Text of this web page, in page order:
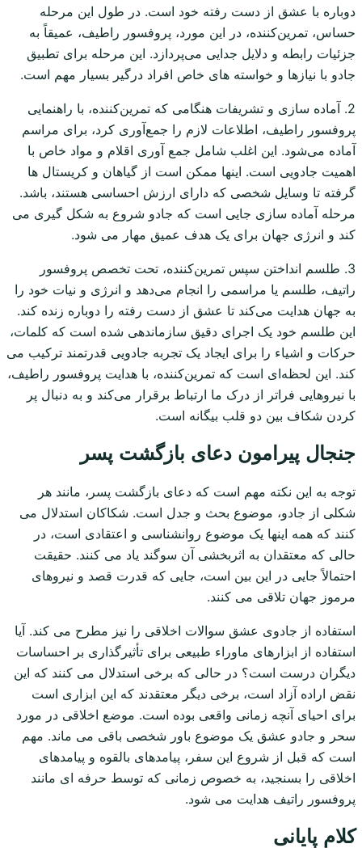
دوباره با عشق از دست رفته خود است. در طول این مرحله
حساس، تمرین‌کننده، در این مورد، پروفسور راطیف، عمیقاً به
جزئیات رابطه و دلایل جدایی می‌پردازد. این مرحله برای تطبیق
جادو با نیازها و خواسته های خاص افراد درگیر بسیار مهم است.
2. آماده سازی و تشریفات هنگامی که تمرین‌کننده، با راهنمایی
پروفسور راطیف، اطلاعات لازم را جمع‌آوری کرد، برای مراسم
آماده می‌شود. این اغلب شامل جمع آوری اقلام و مواد خاص با
اهمیت جادویی است. اینها ممکن است از گیاهان و کریستال ها
گرفته تا وسایل شخصی که دارای ارزش احساسی هستند، باشد.
مرحله آماده سازی جایی است که جادو شروع به شکل گیری می
کند و انرژی جهان برای یک هدف عمیق مهار می شود.
3. طلسم انداختن سپس تمرین‌کننده، تحت تخصص پروفسور
راتیف، طلسم یا مراسمی را انجام می‌دهد و انرژی و نیات خود را
به جهان هدایت می‌کند تا عشق از دست رفته را دوباره زنده کند.
این طلسم خود یک اجرای دقیق سازماندهی شده است که کلمات،
حرکات و اشیاء را برای ایجاد یک تجربه جادویی قدرتمند ترکیب می
کند. این لحظه‌ای است که تمرین‌کننده، با هدایت پروفسور راطیف،
با نیروهایی فراتر از درک ما ارتباط برقرار می‌کند و به دنبال پر
کردن شکاف بین دو قلب بیگانه است.
جنجال پیرامون دعای بازگشت پسر
توجه به این نکته مهم است که دعای بازگشت پسر، مانند هر
شکلی از جادو، موضوع بحث و جدل است. شکاکان استدلال می
کنند که همه اینها یک موضوع روانشناسی و اعتقادی است، در
حالی که معتقدان به اثربخشی آن سوگند یاد می کنند. حقیقت
احتمالاً جایی در این بین است، جایی که قدرت قصد و نیروهای
مرموز جهان تلاقی می کنند.
استفاده از جادوی عشق سوالات اخلاقی را نیز مطرح می کند. آیا
استفاده از ابزارهای ماوراء طبیعی برای تأثیرگذاری بر احساسات
دیگران درست است؟ در حالی که برخی استدلال می کنند که این
نقض اراده آزاد است، برخی دیگر معتقدند که این ابزاری است
برای احیای آنچه زمانی واقعی بوده است. موضع اخلاقی در مورد
سحر و جادو عشق یک موضوع باور شخصی باقی می ماند. مهم
است که قبل از شروع این سفر، پیامدهای بالقوه و پیامدهای
اخلاقی را بسنجید، به خصوص زمانی که توسط حرفه ای مانند
پروفسور راتیف هدایت می شود.
کلام پایانی